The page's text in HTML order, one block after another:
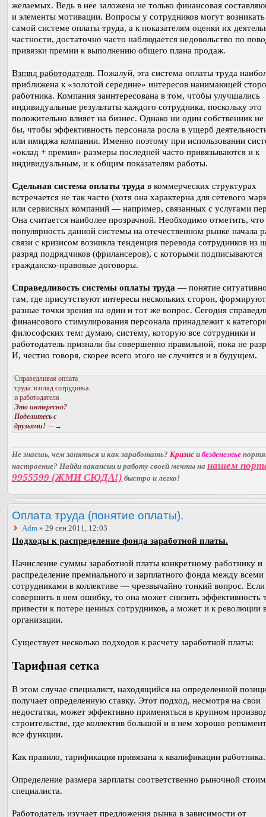
желаемых. Ведь в нее заложена не только финансовая
и элементы мотивации. Вопросы у сотрудников могут
самой системе оплаты труда, а к показателям оценки их
частности, достаточно часто наблюдается недовольство по
привязки премии к выполнению общего плана продаж.
Взгляд работодателя. Пожалуй, эта система оплаты труда
приближена к «золотой середине» интересов нанимающей
работника. Компания заинтересована в том, чтобы улучшались
индивидуальные результаты каждого сотрудника, поскольку это
положительно влияет на бизнес. Однако ни один собственник не
бы, чтобы эффективность персонала росла в ущерб
или имиджа компании. Именно поэтому при использовании
«оклад + премия» размеры последней часто привязываются и к
индивидуальным, и к общим показателям работы.
Сдельная система оплаты труда в коммерческих структурах
встречается не так часто (хотя она характерна для сетевого
или сервисных компаний — например, связанных с услугами
Она считается наиболее прозрачной. Необходимо отметить, что
популярность данной системы на отечественном рынке начала
связи с кризисом возникла тенденция перевода сотрудников из
разряд подрядчиков (фрилансеров), с которыми подписываются
гражданско-правовые договоры.
Справедливость системы оплаты труда — понятие
там, где присутствуют интересы нескольких сторон,
разные точки зрения на один и тот же вопрос. Сегодня
финансового стимулирования персонала принадлежит к
философских тем: думаю, систему, которую все сотрудники и
работодатель признали бы совершенно правильной, пока не
И, честно говоря, скорее всего этого не случится и в будущем.
Справедливая оплата
труда: взгляд сотрудника
и работодателя
Это интересно?
Поделитесь с
друзьями! —→
Не знаешь, чем заняться и как заработать? Кризис и безденежье
настроение? Найди вакансии и работу своей мечты на нашем
9955599 (ЖМИ СЮДА!) быстро и легко!
Оплата труда (понятие оплаты).
Adm » 29 сен 2011, 12:03
Подходы к распределение фонда заработной платы.
Начисление суммы заработной платы конкретному работнику и
распределение премиального и зарплатного фонда между всеми
сотрудниками в коллективе — чрезвычайно тонкий вопрос. Если
совершить в нем ошибку, то она может снизить эффективность
привести к потере ценных сотрудников, а может и к революции
организации.
Существует несколько подходов к расчету заработной платы:
Тарифная сетка
В этом случае специалист, находящийся на определенной
получает определенную ставку. Этот подход, несмотря на свои
недостатки, может эффективно применяться в крупном
строительстве, где коллектив большой и в нем хорошо
все функции.
Как правило, тарификация привязана к квалификации работника.
Определение размера зарплаты соответственно рыночной
специалиста.
Работодатель изучает предложения рынка в зависимости от